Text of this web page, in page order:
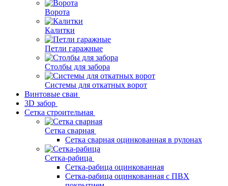
Ворота
Калитки
Петли гаражные
Столбы для забора
Системы для откатных ворот
Винтовые сваи
3D забор
Сетка строительная
Сетка сварная
Сетка сварная оцинкованная в рулонах
Сетка-рабица
Сетка-рабица оцинкованная
Сетка-рабица оцинкованная с ПВХ